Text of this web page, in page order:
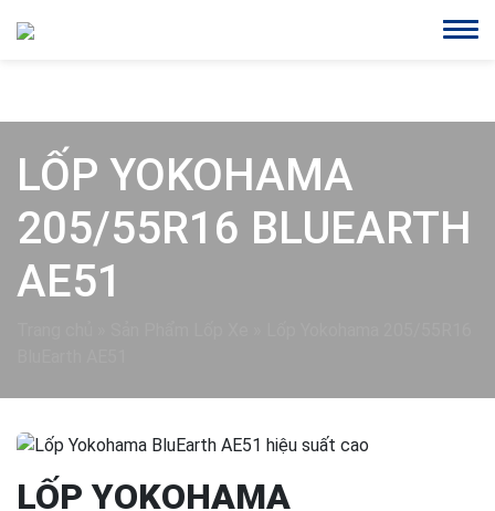
LỐP YOKOHAMA
205/55R16 BLUEARTH
AE51
LỐP YOKOHAMA